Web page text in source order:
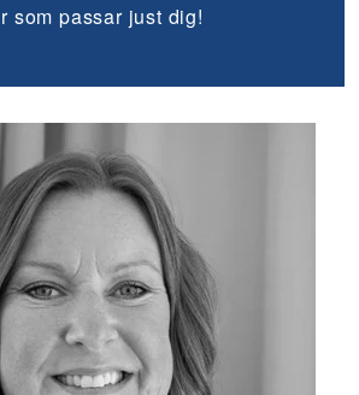
som passar just dig!